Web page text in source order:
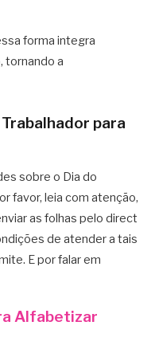
forma integra
tornando a
para
sobre o Dia do
favor, leia com atenção,
as folhas pelo direct
de atender a tais
E por falar em
Alfabetizar